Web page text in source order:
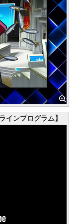
インプログラム】